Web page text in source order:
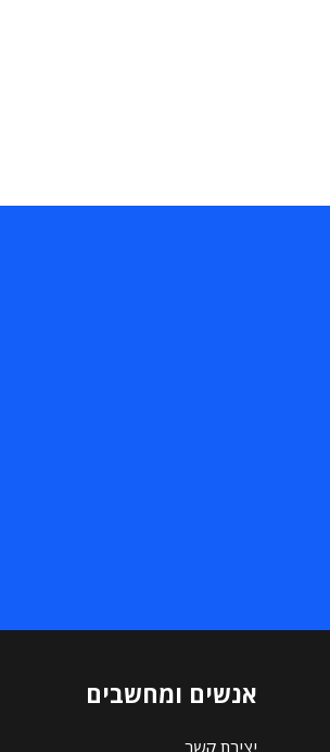
אנשים ומחשבים